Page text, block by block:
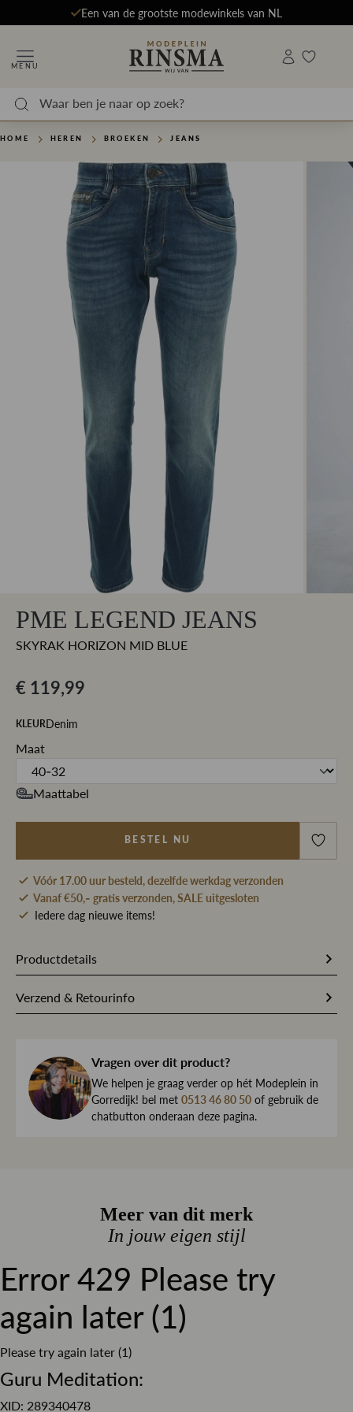
Een van de grootste modewinkels van NL
MENU
HOME HEREN BROEKEN JEANS
PME LEGEND JEANS
SKYRAK HORIZON MID BLUE
€ 119,99
KLEURDenim
Maat
Maattabel
BESTEL NU
Vóór 17.00 uur besteld, dezelfde werkdag verzonden
Vanaf €50,- gratis verzonden, SALE uitgesloten
Iedere dag nieuwe items!
Productdetails
Stofsamenstelling
75% Katoen / 15% Lyocell / 5%
Elastomultiester / 2% Elastaan
Kleur
Denim
Dessin
Effen
Knoop en ritssluiting
Verzend & Retourinfo
haar direct naar je toe.
We begrijpen maar al te goed dat het kan gebeuren dat
een item toch niet helemaal naar wens is. Daarom ben je
altijd welkom om ieder artikel eerst te passen op ons
de winkel is dat altijd gratis. Lees hier meer over ruilen en
Lees meer over bezorgen, ruilen en retourneren
Vragen over dit product?
We helpen je graag verder op hét Modeplein in
Gorredijk! bel met 0513 46 80 50 of gebruik de
chatbutton onderaan deze pagina.
Meer van dit merk
In jouw eigen stijl
Error 429 Please try
again later (1)
Please try again later (1)
Guru Meditation:
XID: 289340478